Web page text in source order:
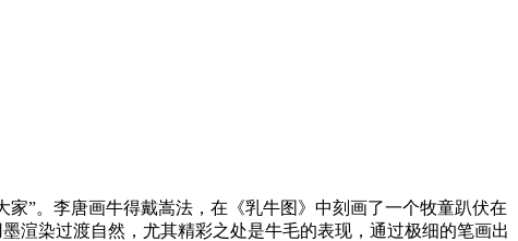
”。李唐画牛得戴嵩法，在《乳牛图》中刻画了一个牧童趴伏在
渲染过渡自然，尤其精彩之处是牛毛的表现，通过极细的笔画出